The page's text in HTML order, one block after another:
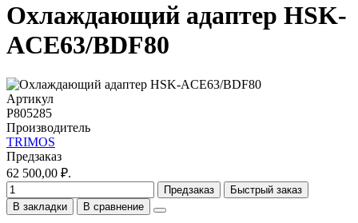
Охлаждающий адаптер HSK-
ACE63/BDF80
Артикул
P805285
Производитель
TRIMOS
Предзаказ
62 500,00 ₽.
Предзаказ
Быстрый заказ
В закладки
В сравнение